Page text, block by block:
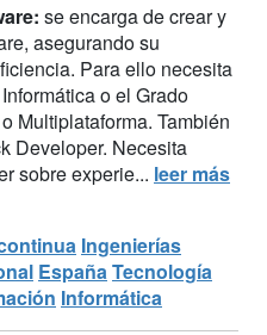
se encarga de crear y
asegurando su
Para ello necesita
o el Grado
Multiplataforma. También
Developer. Necesita
sobre experie... leer más
Ingenierías
España Tecnología
Informática